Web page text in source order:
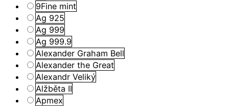
9Fine mint
Ag 925
Ag 999
Ag 999.9
Alexander Graham Bell
Alexander the Great
Alexandr Veliký
Alžběta II
Apmex